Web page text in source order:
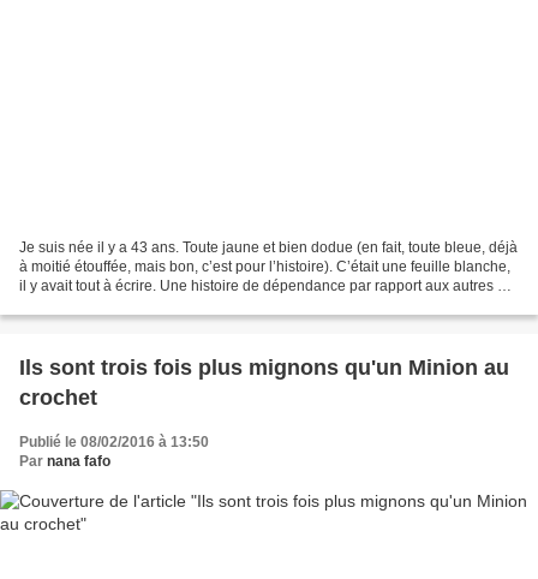
Je suis née il y a 43 ans. Toute jaune et bien dodue (en fait, toute bleue, déjà
à moitié étouffée, mais bon, c’est pour l’histoire). C’était une feuille blanche,
il y avait tout à écrire. Une histoire de dépendance par rapport aux autres et
Ils sont trois fois plus mignons qu'un Minion au
crochet
Publié le 08/02/2016 à 13:50
Par nana fafo